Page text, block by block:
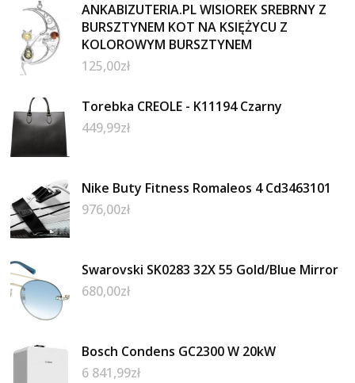
ANKABIZUTERIA.PL WISIOREK SREBRNY Z
BURSZTYNEM KOT NA KSIĘŻYCU Z
KOLOROWYM BURSZTYNEM
125,00zł
Torebka CREOLE - K11194 Czarny
449,99zł
Nike Buty Fitness Romaleos 4 Cd3463101
976,00zł
Swarovski SK0283 32X 55 Gold/Blue Mirror
680,00zł
Bosch Condens GC2300 W 20kW
6 841,99zł